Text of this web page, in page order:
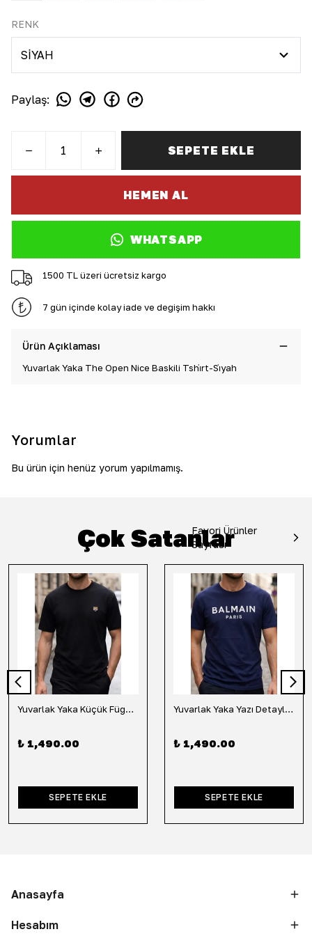
RENK
Paylaş:
SEPETE EKLE
HEMEN AL
WHATSAPP
1500 TL üzeri ücretsiz kargo
7 gün içinde kolay iade ve değişim hakkı
Ürün Açıklaması
Yuvarlak Yaka The Open Nice Baskili Tshi̇rt-Si̇yah
Yorumlar
Bu ürün için henüz yorum yapılmamış.
Çok Satanlar
Favori Ürünler
Sayfası
Yuvarlak Yaka Küçük Fügür Detaylı Tişört-Siyah
₺ 1,490.00
SEPETE EKLE
Yuvarlak Yaka Yazı Detaylı Tişört-Lacivert
₺ 1,490.00
SEPETE EKLE
Anasayfa
Hesabım